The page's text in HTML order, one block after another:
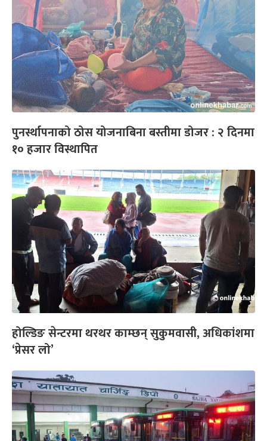
पुनर्स्थापनाको ठोस योजनाबिना बस्तीमा डोजर : २ दिनमा
१० हजार विस्थापित
होल्डिङ सेन्टरमा थरथर काम्छन् सुकुमवासी, अधिकांशमा
‘प्रेसर लो’